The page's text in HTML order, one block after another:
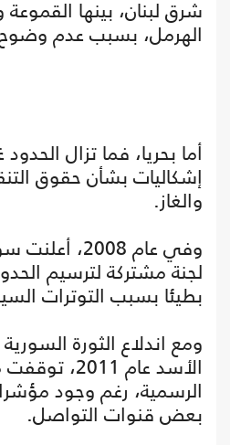
شرق لبنان، بينها
الهرمل، بسبب عدم وضوح
أما بحريا، فما تزال
إشكاليات بشأن حقوق
والغاز.
وفي عام 2008،
لجنة مشتركة لترسيم
بطيئا بسبب التوترات
ومع اندلاع الثورة
الأسد عام
الرسمية، رغم وجود
بعض قنوات التواصل.